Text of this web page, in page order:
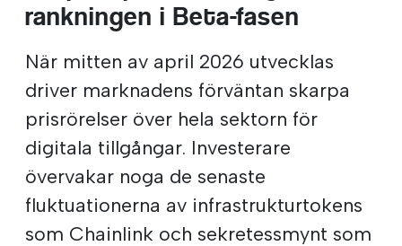
rankningen i Beta-fasen
När mitten av april 2026 utvecklas
driver marknadens förväntan skarpa
prisrörelser över hela sektorn för
digitala tillgångar. Investerare
övervakar noga de senaste
fluktuationerna av infrastrukturtokens
som Chainlink och sekretessmynt som